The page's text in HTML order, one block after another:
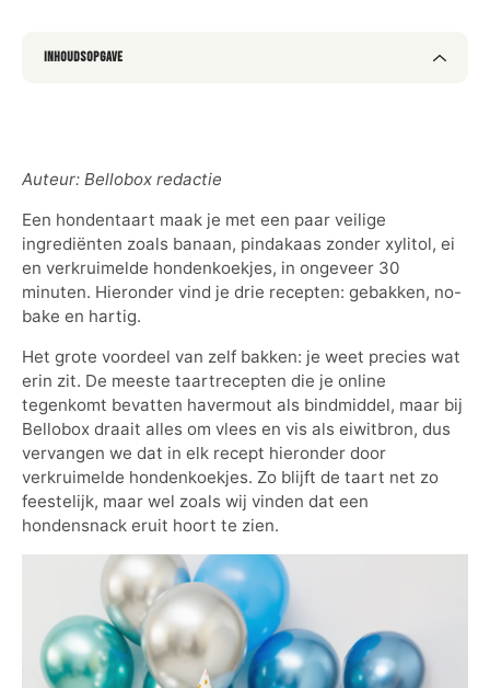
Inhoudsopgave
Auteur: Bellobox redactie
Een hondentaart maak je met een paar veilige
ingrediënten zoals banaan, pindakaas zonder xylitol, ei
en verkruimelde hondenkoekjes, in ongeveer 30
minuten. Hieronder vind je drie recepten: gebakken, no-
bake en hartig.
Het grote voordeel van zelf bakken: je weet precies wat
erin zit. De meeste taartrecepten die je online
tegenkomt bevatten havermout als bindmiddel, maar bij
Bellobox draait alles om vlees en vis als eiwitbron, dus
vervangen we dat in elk recept hieronder door
verkruimelde hondenkoekjes. Zo blijft de taart net zo
feestelijk, maar wel zoals wij vinden dat een
hondensnack eruit hoort te zien.